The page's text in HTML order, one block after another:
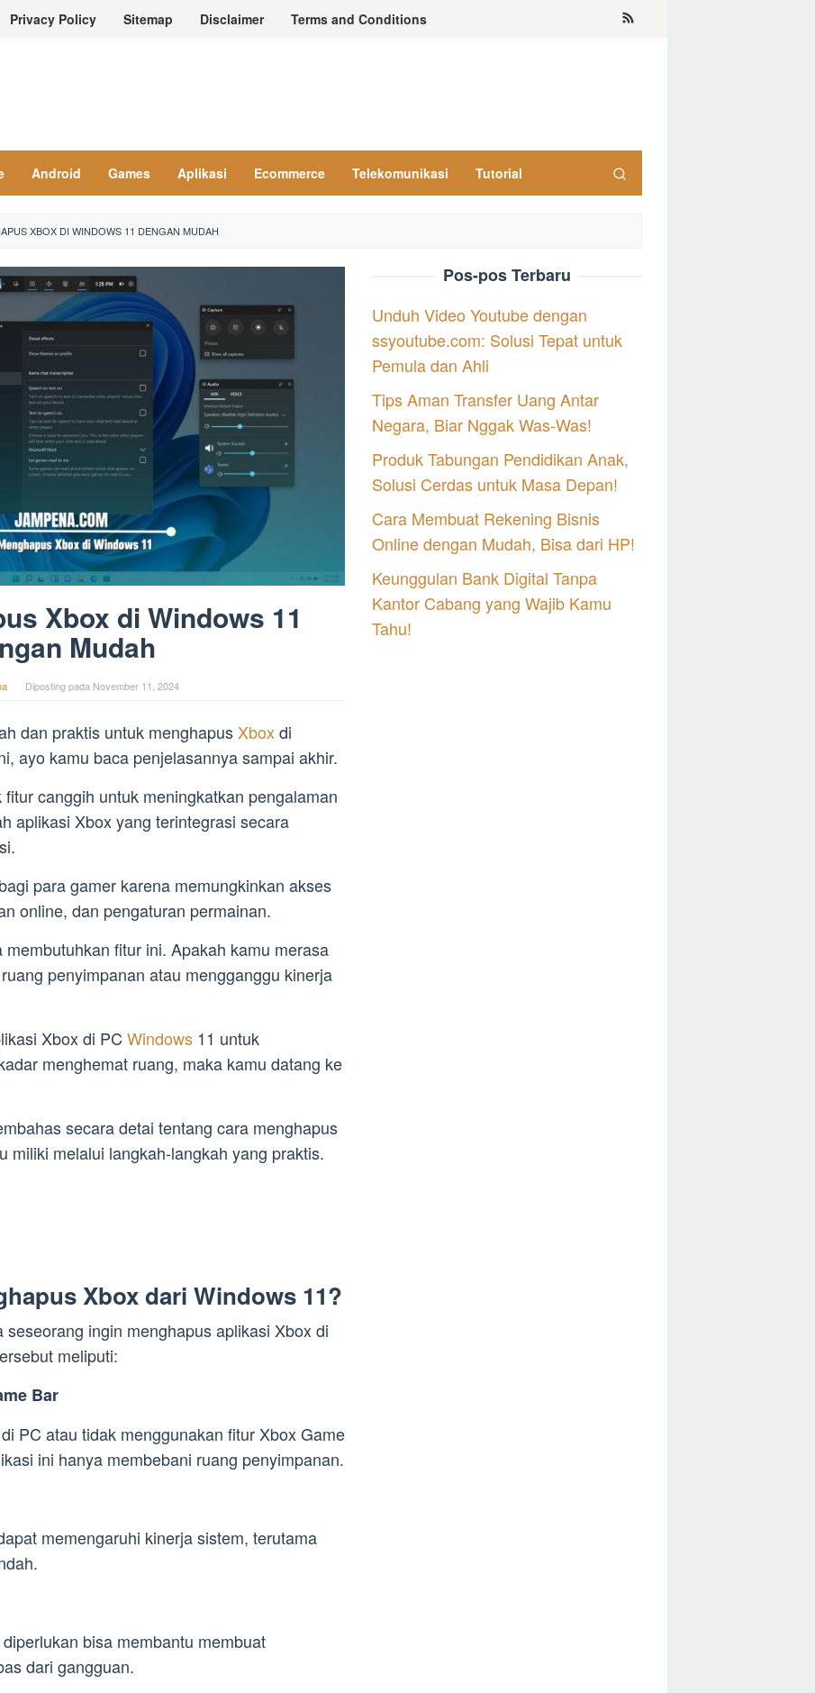
Privacy Policy Sitemap Disclaimer Terms and Conditions
Android Games Aplikasi Ecommerce Telekomunikasi Tutorial
XBOX DI WINDOWS 11 DENGAN MUDAH
Xbox di Windows 11
Mudah
Diposting pada November 11, 2024
dan praktis untuk menghapusXboxdi
ayo kamu baca penjelasannya sampai akhir.
canggih untuk meningkatkan pengalaman
aplikasi Xbox yang terintegrasi secara
para gamer karena memungkinkan akses
online, dan pengaturan permainan.
fitur ini. Apakah kamu merasa
penyimpanan atau mengganggu kinerja
Xbox di PC Windows 11 untuk
menghemat ruang, maka kamu datang ke
secara detai tentang cara menghapus
miliki melalui langkah-langkah yang praktis.
Xbox dari Windows 11?
ingin menghapus aplikasi Xbox di
meliputi:
Bar
di PC atau tidak menggunakan fitur Xbox Game
ini hanya membebani ruang penyimpanan.
memengaruhi kinerja sistem, terutama
bisa membantu membuat
dari gangguan.
Pos-pos Terbaru
Unduh Video Youtube dengan
ssyoutube.com: Solusi Tepat untuk
Pemula dan Ahli
Tips Aman Transfer Uang Antar
Negara, Biar Nggak Was-Was!
Produk Tabungan Pendidikan Anak,
Solusi Cerdas untuk Masa Depan!
Cara Membuat Rekening Bisnis
Online dengan Mudah, Bisa dari HP!
Keunggulan Bank Digital Tanpa
Kantor Cabang yang Wajib Kamu
Tahu!